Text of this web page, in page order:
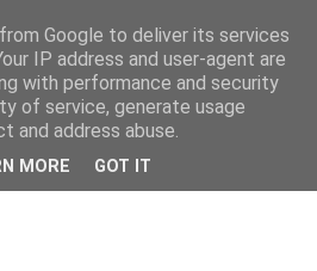
Google to deliver its services
IP address and user-agent are
with performance and security
of service, generate usage
and address abuse.
MORE GOT IT